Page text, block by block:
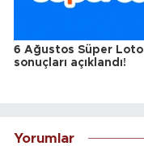
6 Ağustos Süper Loto
sonuçları açıklandı!
Yorumlar